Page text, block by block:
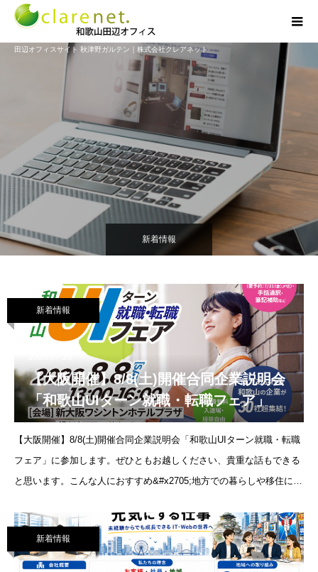
田辺オフィスサイト 秋津野ガルテン｜株式会社クレアネット
新着情報
新着情報
【大阪開催】8/8(土)開催合同企業説明会
「和歌山UIターン就職・転職フェア」
【大阪開催】8/8(土)開催合同企業説明会「和歌山UIターン就職・転職
フェア」に参加します。ぜひともお越しください、貴重な話もできる
と思います。こんな人におすすめ&#x2705;地方での暮らしや移住に興
新着情報